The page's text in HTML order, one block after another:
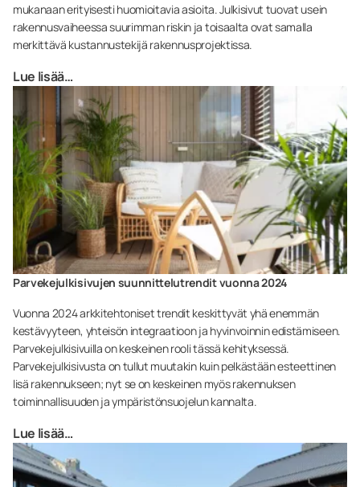
mukanaan erityisesti huomioitavia asioita. Julkisivut tuovat usein
rakennusvaiheessa suurimman riskin ja toisaalta ovat samalla
merkittävä kustannustekijä rakennusprojektissa.
Lue lisää…
Parvekejulkisivujen suunnittelutrendit vuonna 2024
Vuonna 2024 arkkitehtoniset trendit keskittyvät yhä enemmän
kestävyyteen, yhteisön integraatioon ja hyvinvoinnin edistämiseen.
Parvekejulkisivuilla on keskeinen rooli tässä kehityksessä.
Parvekejulkisivusta on tullut muutakin kuin pelkästään esteettinen
lisä rakennukseen; nyt se on keskeinen myös rakennuksen
toiminnallisuuden ja ympäristönsuojelun kannalta.
Lue lisää…